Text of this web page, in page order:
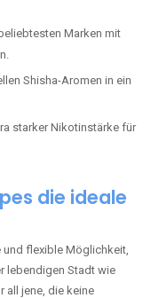
Marken mit
Shisha-Aromen in ein
starker Nikotinstärke für
die ideale
und flexible Möglichkeit,
lebendigen Stadt wie
all jene, die keine